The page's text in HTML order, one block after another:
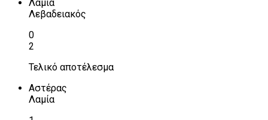
Λαμία
Λεβαδειακός
0
2
Τελικό αποτέλεσμα
Αστέρας
Λαμία